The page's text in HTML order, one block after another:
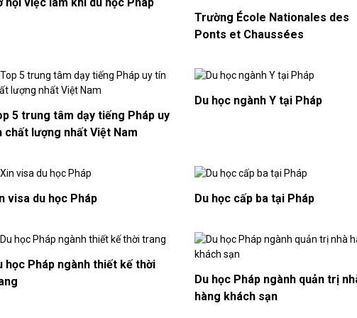
Trường École Nationales des
Ponts et Chaussées
5 trung tâm dạy tiếng Pháp uy
chất lượng nhất Việt Nam
Du học ngành Y tại Pháp
visa du học Pháp Du học cấp ba tại Pháp
học Pháp ngành thiết kế thời
Du học Pháp ngành quản trị
hàng khách sạn